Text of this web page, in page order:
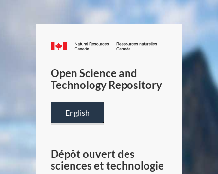
Canada.ca
/
Canada
Open Science and
Technology Repository
English
Dépôt ouvert des
sciences et technologie